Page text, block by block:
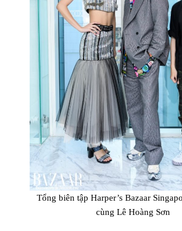
Tổng biên tập Harper’s Bazaar
cùng Lê Hoàng Sơn